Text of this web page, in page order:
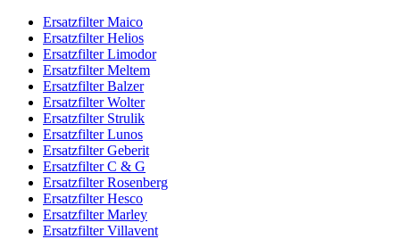
Ersatzfilter Maico
Ersatzfilter Helios
Ersatzfilter Limodor
Ersatzfilter Meltem
Ersatzfilter Balzer
Ersatzfilter Wolter
Ersatzfilter Strulik
Ersatzfilter Lunos
Ersatzfilter Geberit
Ersatzfilter C & G
Ersatzfilter Rosenberg
Ersatzfilter Hesco
Ersatzfilter Marley
Ersatzfilter Villavent